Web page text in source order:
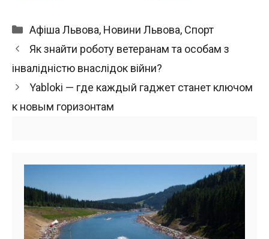
Категорії
Афіша Львова, Новини Львова, Спорт
Як знайти роботу ветеранам та особам з
інвалідністю внаслідок війни?
Yabloki — где каждый гаджет станет ключом
к новым горизонтам